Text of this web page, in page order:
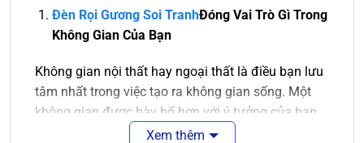
Đèn Rọi Gương Soi TranhĐóng Vai Trò Gì Trong
Không Gian Của Bạn
Không gian nội thất hay ngoại thất là điều bạn lưu
tâm nhất trong việc tạo ra không gian sống. Một
không gian được bày bố hợp với ý tưởng của bạn
là điều tuyệt vời. Sẽ tuyệt vời hơn nếu không gian
Xem thêm